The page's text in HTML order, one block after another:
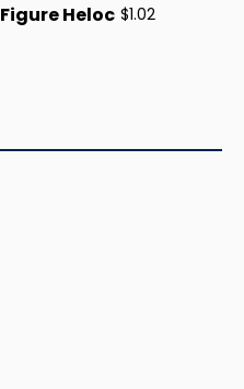
Figure Heloc $1.02